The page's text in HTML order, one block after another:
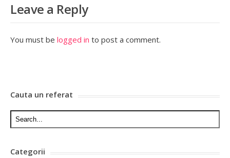
Leave a Reply
You must be logged in to post a comment.
Cauta un referat
Categorii